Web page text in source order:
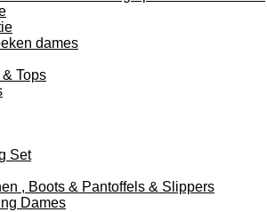
dames
Tops
Set
, Boots & Pantoffels & Slippers
Dames